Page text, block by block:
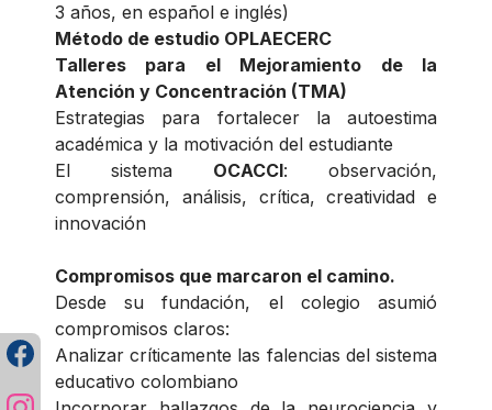
3 años, en español e inglés)
Método de estudio OPLAECERC
Talleres para el Mejoramiento de la
Atención y Concentración (TMA)
Estrategias para fortalecer la autoestima
académica y la motivación del estudiante
El sistema OCACCI: observación,
comprensión, análisis, crítica, creatividad e
innovación
Compromisos que marcaron el camino.
Desde su fundación, el colegio asumió
compromisos claros:
Analizar críticamente las falencias del sistema
educativo colombiano